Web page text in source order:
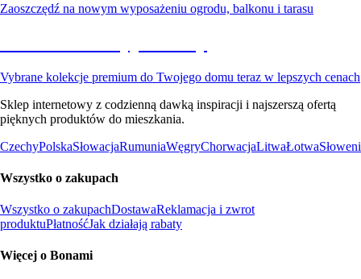
Zaoszczędź na nowym wyposażeniu ogrodu, balkonu i tarasu
Vybrane kolekcje premium do Twojego domu teraz w lepszych cenach
Sklep internetowy z codzienną dawką inspiracji i najszerszą ofertą
pięknych produktów do mieszkania.
CzechyPolskaSłowacjaRumuniaWęgryChorwacjaLitwaŁotwa
Wszystko o zakupach
Wszystko o zakupachDostawaReklamacja i zwrot
produktuPłatnośćJak działają rabaty
Więcej o Bonami